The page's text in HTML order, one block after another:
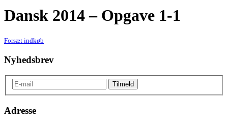
Dansk 2014 – Opgave 1-1
Forsæt indkøb
Nyhedsbrev
Adresse